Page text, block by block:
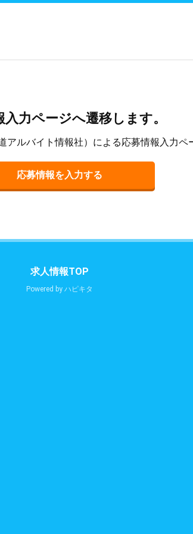
入力ページへ遷移します。
アルバイト情報社）による応募情報入力ペ
応募情報を入力する
求人情報TOP
Powered by ハピキタ